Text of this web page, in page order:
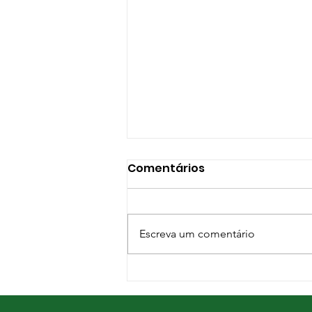
mais alimento e
Comentários
Escreva um comentário